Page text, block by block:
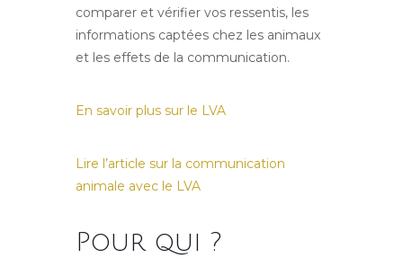
comparer et vérifier vos ressentis, les
informations captées chez les animaux
et les effets de la communication.
En savoir plus sur le LVA
Lire l’article sur la communication
animale avec le LVA
Pour qui ?